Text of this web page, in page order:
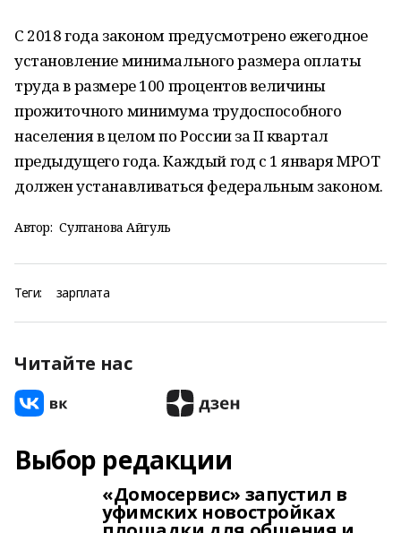
С 2018 года законом предусмотрено ежегодное
установление минимального размера оплаты
труда в размере 100 процентов величины
прожиточного минимума трудоспособного
населения в целом по России за II квартал
предыдущего года. Каждый год с 1 января МРОТ
должен устанавливаться федеральным законом.
Автор: Султанова Айгуль
Теги: зарплата
Читайте нас
Выбор редакции
«Домосервис» запустил в
уфимских новостройках